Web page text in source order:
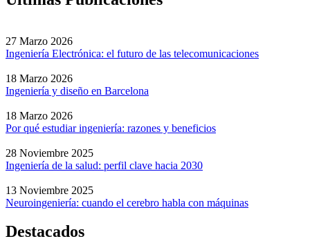
27 Marzo 2026
Ingeniería Electrónica: el futuro de las telecomunicaciones
18 Marzo 2026
Ingeniería y diseño en Barcelona
18 Marzo 2026
Por qué estudiar ingeniería: razones y beneficios
28 Noviembre 2025
Ingeniería de la salud: perfil clave hacia 2030
13 Noviembre 2025
Neuroingeniería: cuando el cerebro habla con máquinas
Destacados